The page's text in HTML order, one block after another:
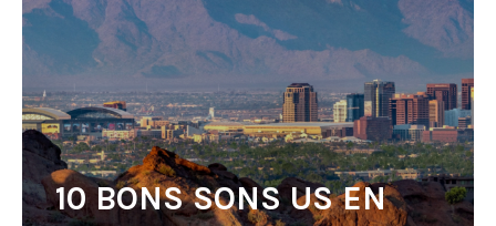
10 BONS SONS US EN